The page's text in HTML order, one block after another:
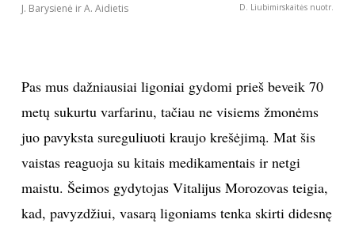
J. Barysienė ir A. Aidietis D. Liubimirskaitės nuotr.
Pas mus dažniausiai ligoniai gydomi prieš beveik 70
metų sukurtu varfarinu, tačiau ne visiems žmonėms
juo pavyksta sureguliuoti kraujo krešėjimą. Mat šis
vaistas reaguoja su kitais medikamentais ir netgi
maistu. Šeimos gydytojas Vitalijus Morozovas teigia,
kad, pavyzdžiui, vasarą ligoniams tenka skirti didesnę